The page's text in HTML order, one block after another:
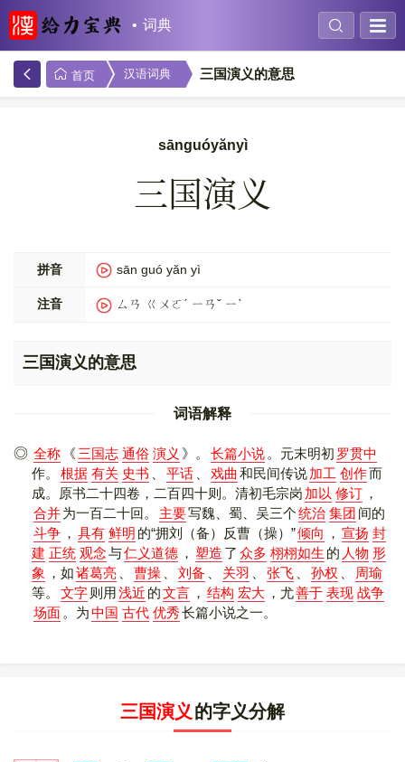
词典
首页 汉语词典 三国演义的意思
sānguóyănyì
三国演义
拼音 sān guó yăn yì
注音 ㄙㄢ ㄍㄨㄛˊ ㄧㄢˇ ㄧˋ
三国演义的意思
词语解释
全称 《 三国志 通俗 演义 》 。 长篇小说 。元末明初 罗贯中
作。
根据 有关 史书 平话 戏曲 和民间传说加工 创作而
成。原书二十四卷，二百四十则。清初毛宗岗 加以 修订 ，
合并为一百二十回。 主要写魏、蜀、吴三个统治 集团 间的
斗争 ， 具有 鲜明 的“拥刘（备）反曹（操）”倾向 ， 宣扬 封
建 正统 观念与仁义道德 ， 塑造 了 众多 栩栩如生 的 人物 形
象 ，如诸葛亮 曹操 刘备 关羽 张飞 孙权
周瑜
等。
文字则用浅近 的文言 ， 结构 宏大 ，尤善于 表现 战争
场面 。为中国 古代 优秀长篇小说之一。
三国演义 的字义分解